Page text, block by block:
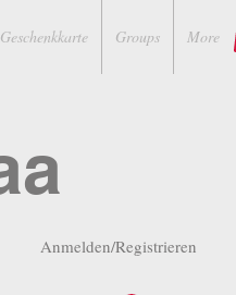
Geschenkkarte Groups More
Anmelden/Registrieren